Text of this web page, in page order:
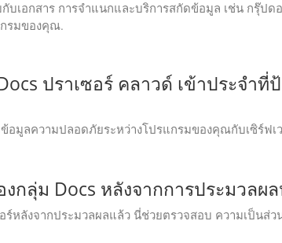
เอกสาร การจําแนกและบริการสกัดข้อมูล เช่น กรุ๊ป
กรมของคุณ.
ปราเซอร์ คลาวด์ เข้าประจําที่
อมูลความปลอดภัยระหว่างโปรแกรมของคุณกับเซิร์ฟ
กลุ่ม Docs หลังจากการประมวลผ
หลังจากประมวลผลแล้ว นี่ช่วยตรวจสอบ ความเป็นส่